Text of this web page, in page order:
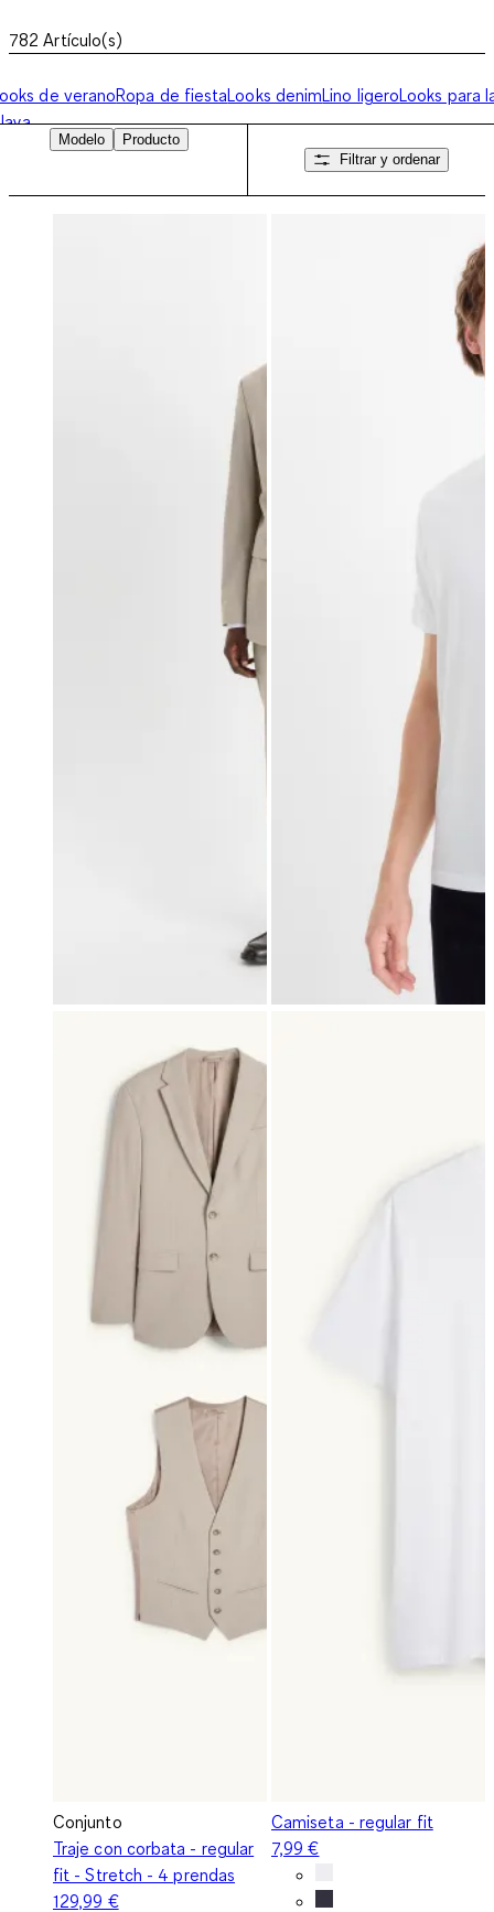
782 Artículo(s)
de veranoRopa de fiestaLooks denimLino ligeroLooks para
Modelo
Producto
Filtrar y ordenar
Conjunto
Traje con corbata - regular
fit - Stretch - 4 prendas
129,99 €
Camiseta - regular fit
7,99 €